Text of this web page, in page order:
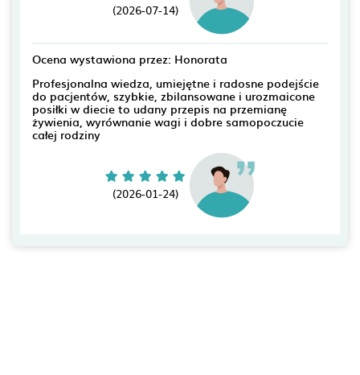
(2026-07-14)
Ocena wystawiona przez: Honorata
Profesjonalna wiedza, umiejętne i radosne podejście
do pacjentów, szybkie, zbilansowane i urozmaicone
posiłki w diecie to udany przepis na przemianę
żywienia, wyrównanie wagi i dobre samopoczucie
całej rodziny
(2026-01-24)